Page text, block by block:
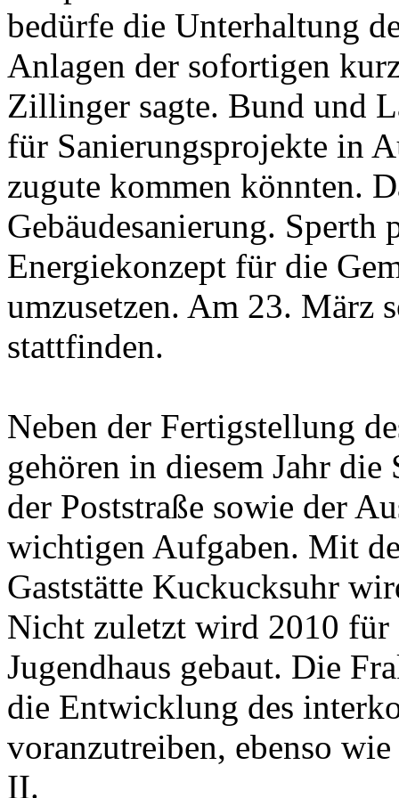
bedürfe die Unterhaltung
Anlagen der sofortigen
Zillinger sagte. Bund und
für Sanierungsprojekte in
zugute kommen könnten.
Gebäudesanierung. Sperth
Energiekonzept für die
umzusetzen. Am 23. März
stattfinden.
Neben der Fertigstellung
gehören in diesem Jahr die
der Poststraße sowie der
wichtigen Aufgaben. Mit
Gaststätte Kuckucksuhr
Nicht zuletzt wird 2010 für
Jugendhaus gebaut. Die
die Entwicklung des
voranzutreiben, ebenso
II.